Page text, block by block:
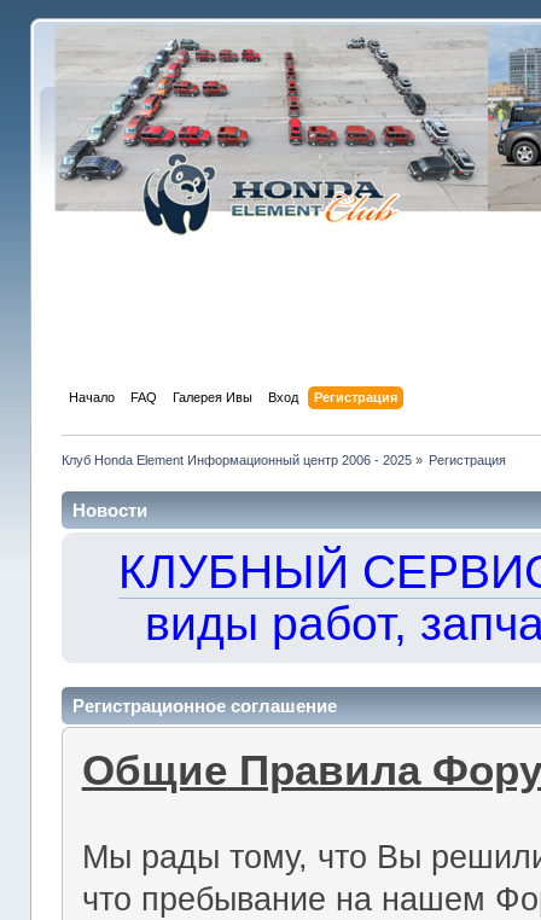
Начало FAQ Галерея Ивы Вход Регистрация
Клуб Honda Element Информационный центр 2006 - 2025» Регистрация
Новости
КЛУБНЫЙ
виды работ,
Регистрационное соглашение
Общие Правила
Мы рады тому, что Вы
что пребывание на нашем